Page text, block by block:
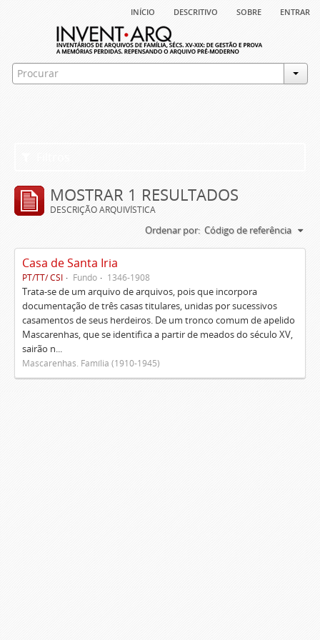
início descritivo sobre entrar
MOSTRAR 1 RESULTADOS
DESCRIÇÃO ARQUIVÍSTICA
Ordenar por: Código de referência
Casa de Santa Iria
PT/TT/ CSI Fundo 1346-1908
Trata-se de um arquivo de arquivos, pois que incorpora
documentação de três casas titulares, unidas por sucessivos
casamentos de seus herdeiros. De um tronco comum de apelido
Mascarenhas, que se identifica a partir de meados do século XV,
sairão n...
Mascarenhas. Família (1910-1945)